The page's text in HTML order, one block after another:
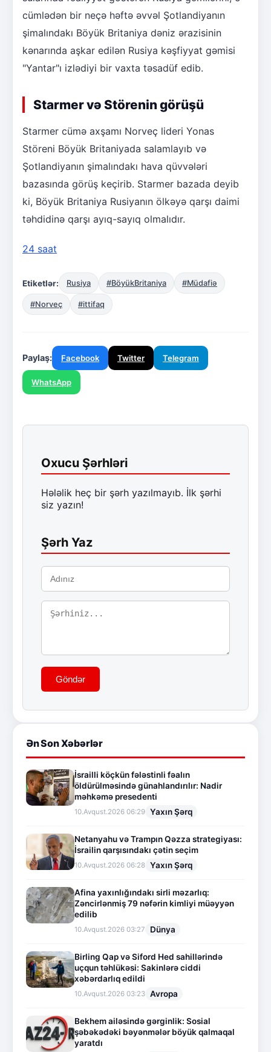
cümlədən bir neçə həftə əvvəl Şotlandiyanın
şimalındakı Böyük Britaniya dəniz ərazisinin
kənarında aşkar edilən Rusiya kəşfiyyat gəmisi
"Yantar"ı izlədiyi bir vaxta təsadüf edib.
Starmer və Störenin görüşü
Starmer cümə axşamı Norveç lideri Yonas
Störeni Böyük Britaniyada salamlayıb və
Şotlandiyanın şimalındakı hava qüvvələri
bazasında görüş keçirib. Starmer bazada deyib
ki, Böyük Britaniya Rusiyanın ölkəyə qarşı daimi
təhdidinə qarşı ayıq-sayıq olmalıdır.
24 saat
Etiketlər: Rusiya #BöyükBritaniya #Müdafiə
#Norveç #ittifaq
Paylaş: Facebook Twitter Telegram
WhatsApp
Oxucu Şərhləri
Hələlik heç bir şərh yazılmayıb. İlk şərhi
siz yazın!
Şərh Yaz
Göndər
Ən Son Xəbərlər
İsrailli köçkün fələstinli fəalın
öldürülməsində günahlandırılır: Nadir
məhkəmə presedenti
10.Avqust.2026 06:29 Yaxın Şərq
Netanyahu və Trampın Qəzza strategiyası:
İsrailin qarşısındakı çətin seçim
10.Avqust.2026 06:28 Yaxın Şərq
Afina yaxınlığındakı sirli məzarlıq:
Zəncirlənmiş 79 nəfərin kimliyi müəyyən
edilib
10.Avqust.2026 03:27 Dünya
Birling Qap və Siford Hed sahillərində
uçqun təhlükəsi: Sakinlərə ciddi
xəbərdarlıq edildi
10.Avqust.2026 03:23 Avropa
Bekhem ailəsində gərginlik: Sosial
şəbəkədəki bəyənmələr böyük qalmaqal
yaratdı